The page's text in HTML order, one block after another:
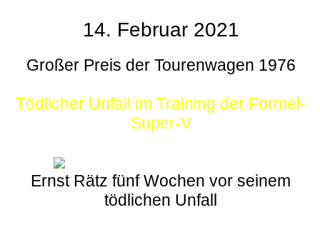
14. Februar 2021
Großer Preis der Tourenwagen 1976
Tödlicher Unfall im Training der Formel-
Super-V
Ernst Rätz fünf Wochen vor seinem
tödlichen Unfall